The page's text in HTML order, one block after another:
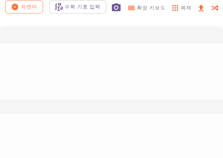
자연어 수학 기호 입력 확장 키보드 예제